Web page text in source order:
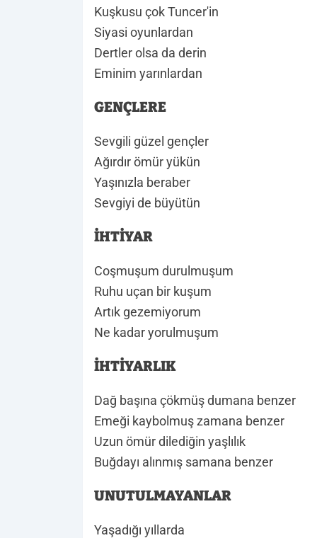
Kuşkusu çok Tuncer'in
Siyasi oyunlardan
Dertler olsa da derin
Eminim yarınlardan
GENÇLERE
Sevgili güzel gençler
Ağırdır ömür yükün
Yaşınızla beraber
Sevgiyi de büyütün
İHTİYAR
Coşmuşum durulmuşum
Ruhu uçan bir kuşum
Artık gezemiyorum
Ne kadar yorulmuşum
İHTİYARLIK
Dağ başına çökmüş dumana benzer
Emeği kaybolmuş zamana benzer
Uzun ömür dilediğin yaşlılık
Buğdayı alınmış samana benzer
UNUTULMAYANLAR
Yaşadığı yıllarda